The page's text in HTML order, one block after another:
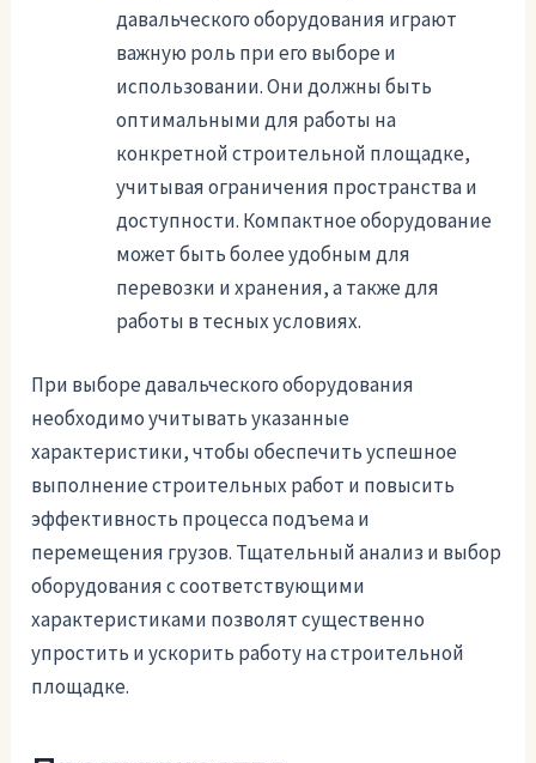
давальческого оборудования играют
важную роль при его выборе и
использовании. Они должны быть
оптимальными для работы на
конкретной строительной площадке,
учитывая ограничения пространства и
доступности. Компактное оборудование
может быть более удобным для
перевозки и хранения, а также для
работы в тесных условиях.
При выборе давальческого оборудования
необходимо учитывать указанные
характеристики, чтобы обеспечить успешное
выполнение строительных работ и повысить
эффективность процесса подъема и
перемещения грузов. Тщательный анализ и выбор
оборудования с соответствующими
характеристиками позволят существенно
упростить и ускорить работу на строительной
площадке.